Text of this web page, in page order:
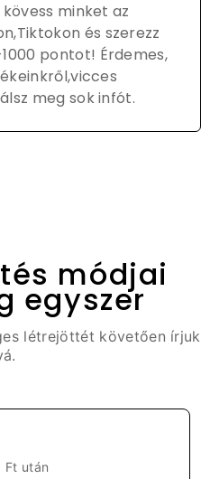
minket az
és szerezz
pontot! Érdemes,
meg sok infót.
módjai
egyszer
létrejöttét követően írjuk
Ft után